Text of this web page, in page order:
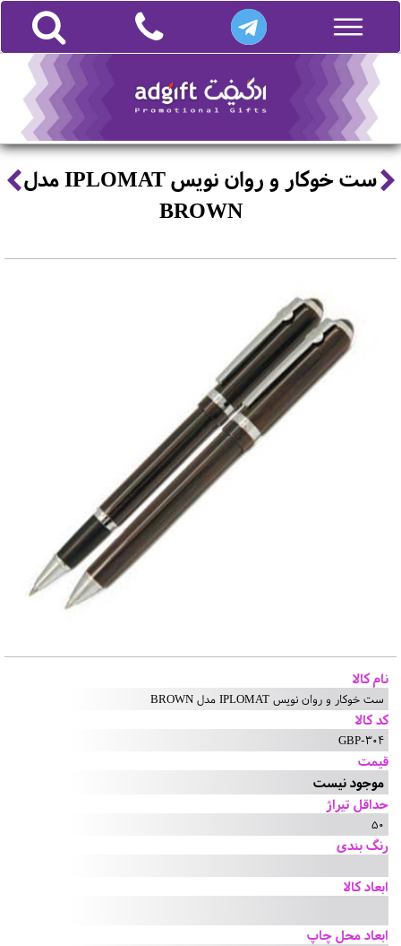
ست خوکار و روان نویس IPLOMAT مدل
BROWN
نام کالا
ست خوکار و روان نویس IPLOMAT مدل BROWN
کد کالا
GBP-304
قیمت
موجود نیست
حداقل تیراژ
50
رنگ بندی
ابعاد کالا
ابعاد محل چاپ